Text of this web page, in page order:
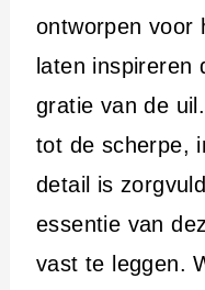
ontworpen voor
laten inspireren
gratie van de
tot de scherpe,
detail is
essentie van
vast te leggen.